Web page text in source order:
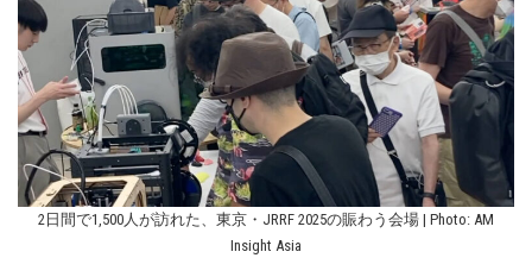
2日間で1,500人が訪れた、東京・JRRF 2025の賑わう会場 | Photo: AM
Insight Asia